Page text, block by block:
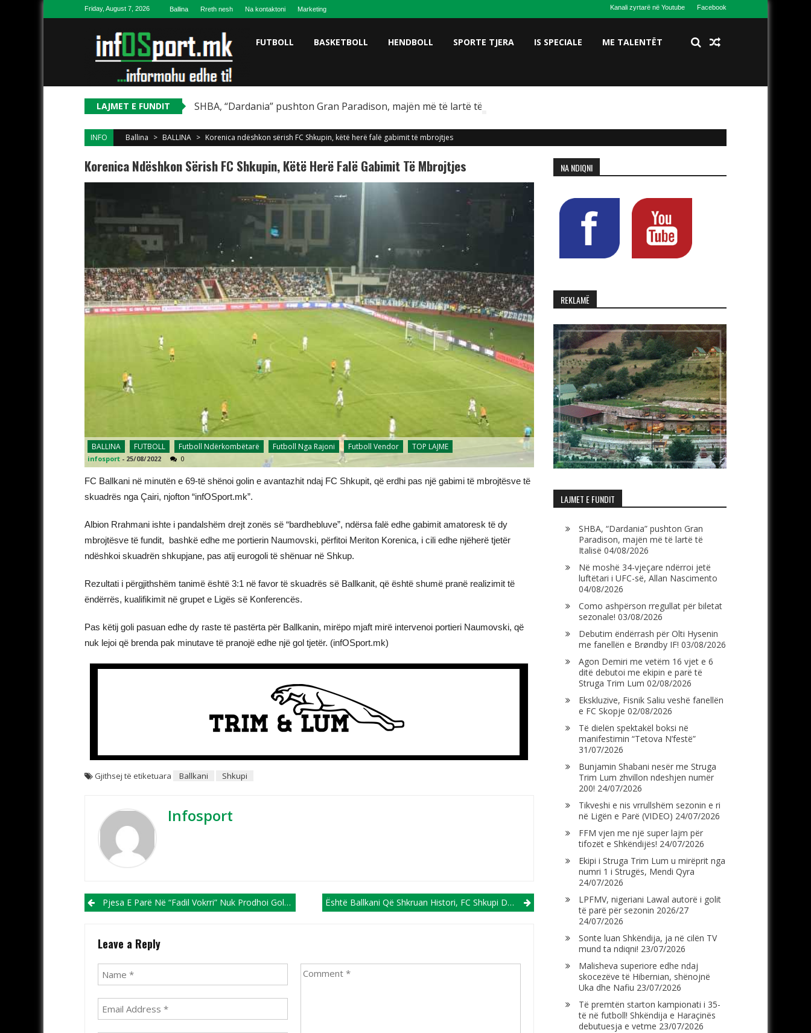
Skip to contentFriday, August 7, 2026 Ballina Rreth nesh Na kontaktoni Marketing Kanali zyrtarë në Youtube Facebook
FUTBOLL BASKETBOLL HENDBOLL SPORTE TJERA IS SPECIALE ME TALENTËT
LAJMET E FUNDIT SHBA, “Dardania” pushton Gran Paradison, majën më të lartë të Italisë
INFO Ballina > BALLINA > Korenica ndëshkon sërish FC Shkupin, këtë herë falë gabimit të mbrojtjes
Korenica Ndëshkon Sërish FC Shkupin, Këtë Herë Falë Gabimit Të Mbrojtjes
BALLINA FUTBOLL Futboll Ndërkombëtarë Futboll Nga Rajoni Futboll Vendor TOP LAJME
infosport - 25/08/2022 0
FC Ballkani në minutën e 69-të shënoi golin e avantazhit ndaj FC Shkupit, që erdhi pas një gabimi të mbrojtësve të
skuadrës nga Çairi, njofton “infOSport.mk”.
Albion Rrahmani ishte i pandalshëm drejt zonës së “bardhebluve”, ndërsa falë edhe gabimit amatoresk të dy
mbrojtësve të fundit, bashkë edhe me portierin Naumovski, përfitoi Meriton Korenica, i cili edhe njëherë tjetër
ndëshkoi skuadrën shkupjane, pas atij eurogoli të shënuar në Shkup.
Rezultati i përgjithshëm tanimë është 3:1 në favor të skuadrës së Ballkanit, që është shumë pranë realizimit të
ëndërrës, kualifikimit në grupet e Ligës së Konferencës.
Pas këtij goli pasuan edhe dy raste të pastërta për Ballkanin, mirëpo mjaft mirë intervenoi portieri Naumovski, që
nuk lejoi që brenda pak minutave të pranojë edhe një gol tjetër. (infOSport.mk)
Gjithsej të etiketuara Ballkani Shkupi
Infosport
Post navigation
Pjesa E Parë Në “Fadil Vokrri” Nuk Prodhoi Gola, FC Shkupi Me Një Lojtar Më Pak Që Nga Minutua E Dytë Është Ballkani Që Shkruan Histori, FC Shkupi Duhet Pritur Për Grupet Europiane
Leave a Reply
NA NDIQNI
REKLAMË
LAJMET E FUNDIT
SHBA, “Dardania” pushton Gran
Paradison, majën më të lartë të
Italisë 04/08/2026
Në moshë 34-vjeçare ndërroi jetë
luftëtari i UFC-së, Allan Nascimento
04/08/2026
Como ashpërson rregullat për biletat
sezonale! 03/08/2026
Debutim ëndërrash për Olti Hysenin
me fanellën e Brøndby IF! 03/08/2026
Agon Demiri me vetëm 16 vjet e 6
ditë debutoi me ekipin e parë të
Struga Trim Lum 02/08/2026
Ekskluzive, Fisnik Saliu veshë fanellën
e FC Skopje 02/08/2026
Të dielën spektakël boksi në
manifestimin “Tetova N’festë”
31/07/2026
Bunjamin Shabani nesër me Struga
Trim Lum zhvillon ndeshjen numër
200! 24/07/2026
Tikveshi e nis vrrullshëm sezonin e ri
në Ligën e Parë (VIDEO) 24/07/2026
FFM vjen me një super lajm për
tifozët e Shkëndijës! 24/07/2026
Ekipi i Struga Trim Lum u mirëprit nga
numri 1 i Strugës, Mendi Qyra
24/07/2026
LPFMV, nigeriani Lawal autorë i golit
të parë për sezonin 2026/27
24/07/2026
Sonte luan Shkëndija, ja në cilën TV
mund ta ndiqni! 23/07/2026
Malisheva superiore edhe ndaj
skocezëve të Hibernian, shënojnë
Uka dhe Nafiu 23/07/2026
Të premtën starton kampionati i 35-
të në futboll! Shkëndija e Haraçinës
debutuesja e vetme 23/07/2026